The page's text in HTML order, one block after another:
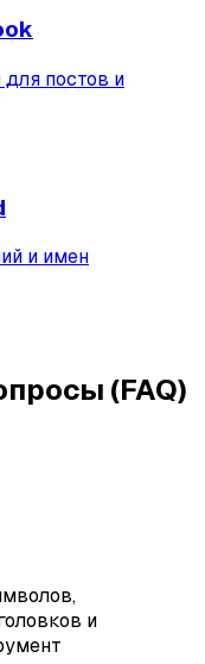
постов и
и имен
(FAQ)
и